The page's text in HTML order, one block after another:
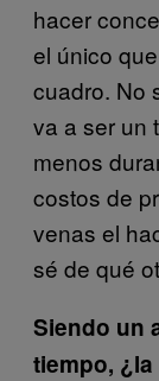
hacer
el único
cuadro. No
va a ser un
menos
costos de
venas el
sé de qué
Siendo un
tiempo,